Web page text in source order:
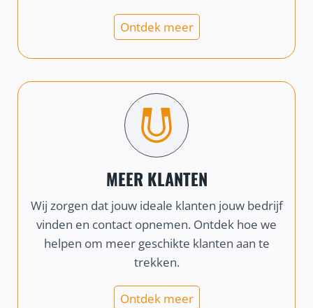
Ontdek meer
MEER KLANTEN
Wij zorgen dat jouw ideale klanten jouw bedrijf
vinden en contact opnemen. Ontdek hoe we
helpen om meer geschikte klanten aan te
trekken.
Ontdek meer